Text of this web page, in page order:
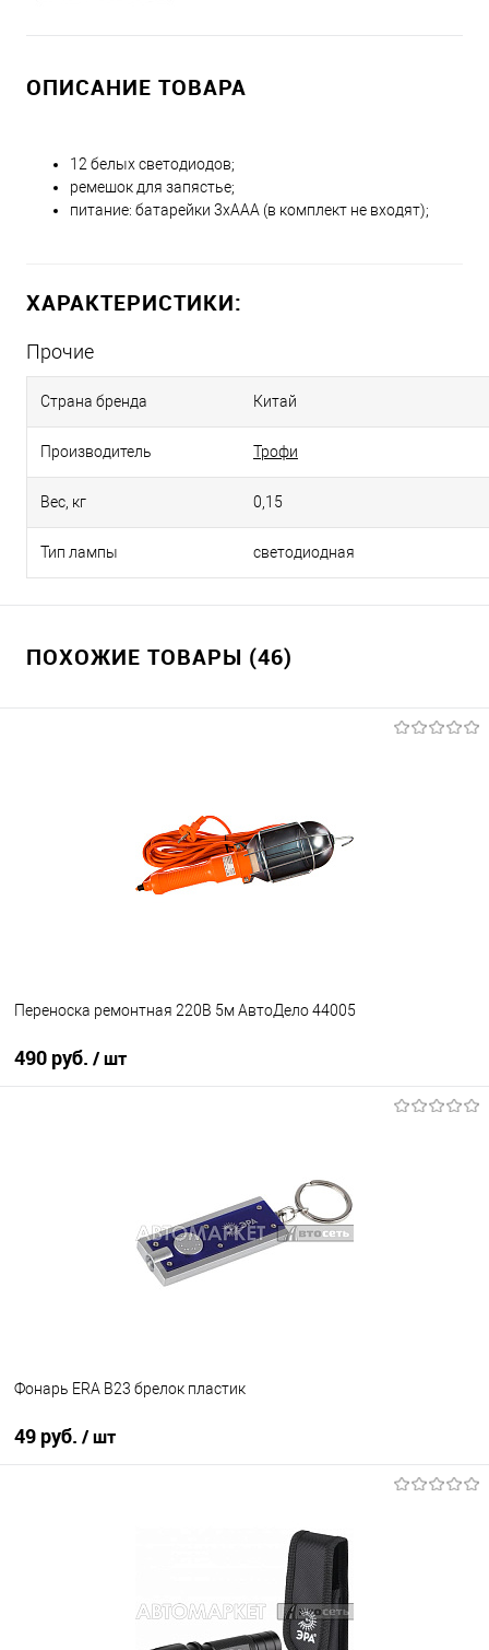
ОПИСАНИЕ ТОВАРА
12 белых светодиодов;
ремешок для запястье;
питание: батарейки 3xAAA (в комплект не входят);
ХАРАКТЕРИСТИКИ:
Прочие
Страна бренда Китай
Производитель Трофи
Вес, кг 0,15
Тип лампы светодиодная
ПОХОЖИЕ ТОВАРЫ (46)
Переноска ремонтная 220В 5м АвтоДело 44005
490 руб. / шт
В наличии
Фонарь ERA B23 брелок пластик
49 руб. / шт
В наличии